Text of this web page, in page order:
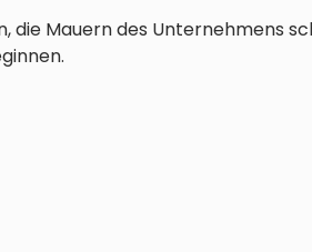
die Mauern des Unternehmens